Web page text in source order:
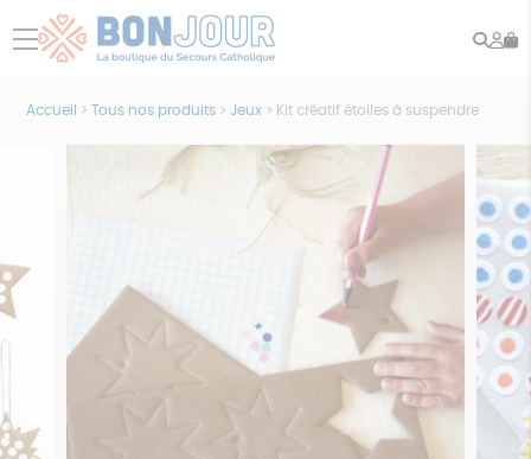
menu
Accueil > Tous nos produits> Jeux> Kit créatif étoiles à suspendre